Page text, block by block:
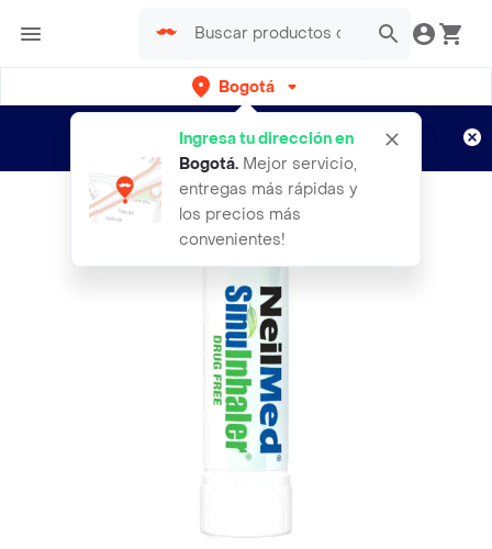
Bogotá
Ingresa tu dirección en
Bogotá. Mejor servicio,
entregas más rápidas y
los precios más
convenientes!
envíos gratis por semanas
Aplican TyC